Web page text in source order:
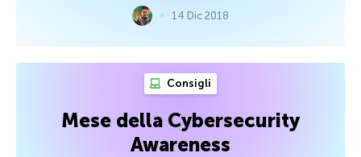
14 Dic 2018
Consigli
Mese della Cybersecurity
Awareness